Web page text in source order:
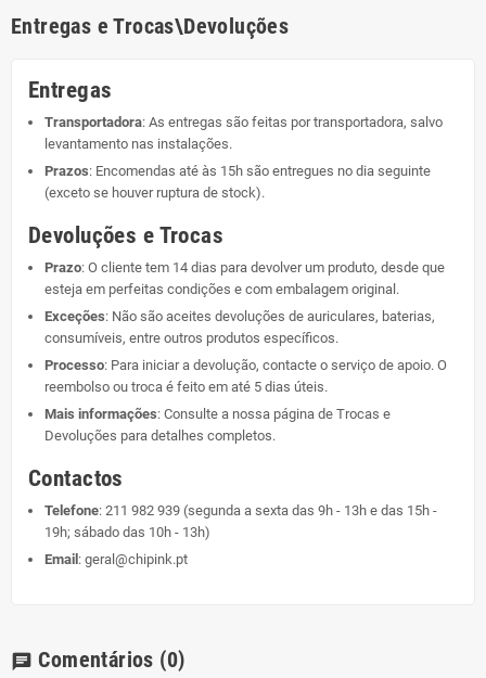
Entregas e Trocas\Devoluções
Entregas
Transportadora: As entregas são feitas por transportadora, salvo
levantamento nas instalações.
Prazos: Encomendas até às 15h são entregues no dia seguinte
(exceto se houver ruptura de stock).
Devoluções e Trocas
Prazo: O cliente tem 14 dias para devolver um produto, desde que
esteja em perfeitas condições e com embalagem original.
Exceções: Não são aceites devoluções de auriculares, baterias,
consumíveis, entre outros produtos específicos.
Processo: Para iniciar a devolução, contacte o serviço de apoio. O
reembolso ou troca é feito em até 5 dias úteis.
Mais informações: Consulte a nossa página de Trocas e
Devoluções para detalhes completos.
Contactos
Telefone: 211 982 939 (segunda a sexta das 9h - 13h e das 15h -
19h; sábado das 10h - 13h)
Email : geral@chipink.pt
chat Comentários (0)